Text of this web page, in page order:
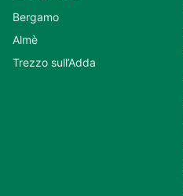
Bergamo
Almè
Trezzo sull’Adda